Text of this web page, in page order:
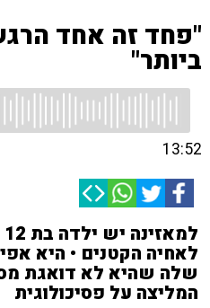
"פחד זה אחד
ביותר"
13:52
לאחיה הקטנים • היא
שלה שהיא לא דואגת
המליצה על פסיכולוגית